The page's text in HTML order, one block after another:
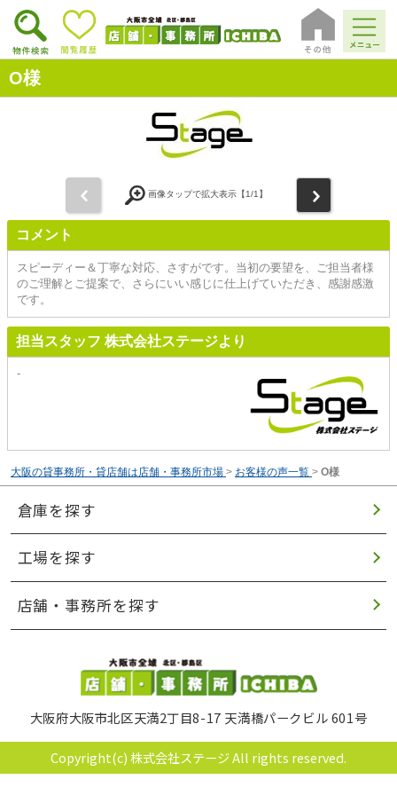
O様
画像タップで拡大表示【1/1】
コメント
スピーディー＆丁寧な対応、さすがです。当初の要望を、ご担当者様
のご理解とご提案で、さらにいい感じに仕上げていただき、感謝感激
です。
担当スタッフ 株式会社ステージより
-
大阪の貸事務所・貸店舗は店舗・事務所市場 > お客様の声一覧 > O様
倉庫を探す
工場を探す
店舗・事務所を探す
大阪府大阪市北区天満2丁目8-17 天満橋パークビル 601号
Copyright(c) 株式会社ステージ All rights reserved.